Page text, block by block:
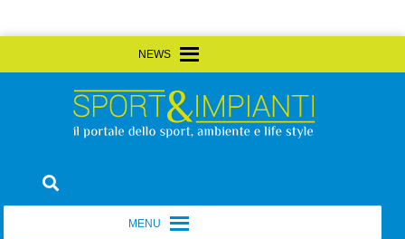
to
Sport&Impianti